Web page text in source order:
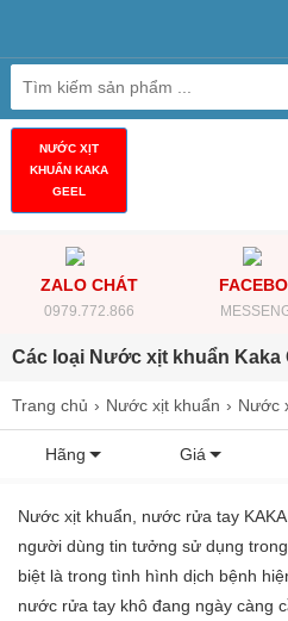
NƯỚC XỊT
KHUẨN KAKA
GEEL
ZALO CHÁT
0979.772.866
Các loại Nước xịt khuẩn Kaka
Trang chủ Nước xịt khuẩn Nước
Hãng Giá
Nước xịt khuẩn, nước rửa tay
người dùng tin tưởng sử dụng
biệt là trong tình hình dịch bệnh
nước rửa tay khô đang ngày càng